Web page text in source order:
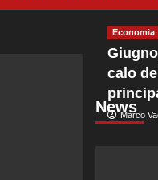
News
Economia
calo
Marco